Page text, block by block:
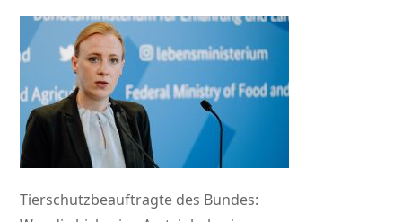
Tierschutzbeauftragte des Bundes: